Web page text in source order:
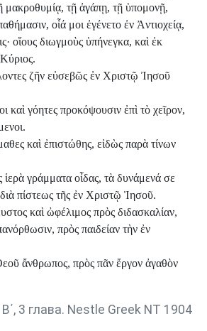
μακροθυμίᾳ, τῇ ἀγάπῃ, τῇ ὑπομονῇ,
οἷά μοι ἐγένετο ἐν Ἀντιοχείᾳ,
οἵους διωγμοὺς ὑπήνεγκα, καὶ ἐκ
ζῆν εὐσεβῶς ἐν Χριστῷ Ἰησοῦ
καὶ γόητες προκόψουσιν ἐπὶ τὸ χεῖρον,
καὶ ἐπιστώθης, εἰδὼς παρὰ τίνων
ἱερὰ γράμματα οἶδας, τὰ δυνάμενά σε
πίστεως τῆς ἐν Χριστῷ Ἰησοῦ.
καὶ ὠφέλιμος πρὸς διδασκαλίαν,
πρὸς παιδείαν τὴν ἐν
ἄνθρωπος, πρὸς πᾶν ἔργον ἀγαθὸν
3 глава. Nestle Greek NT 1904